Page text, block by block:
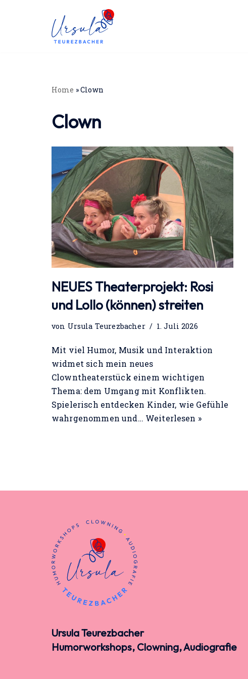
Home »Clown
Clown
NEUES Theaterprojekt: Rosi
und Lollo (können) streiten
von Ursula Teurezbacher 1. Juli 2026
Mit viel Humor, Musik und Interaktion
widmet sich mein neues
Clowntheaterstück einem wichtigen
Thema: dem Umgang mit Konflikten.
Spielerisch entdecken Kinder, wie Gefühle
wahrgenommen und… Weiterlesen »
Ursula Teurezbacher
Humorworkshops, Clowning, Audiografie